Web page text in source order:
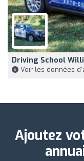
Driving School
Voir les données
Ajoutez